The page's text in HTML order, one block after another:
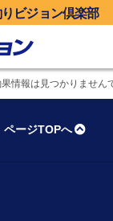
ビジョン倶楽部
情報は見つかりません
ページTOPへ